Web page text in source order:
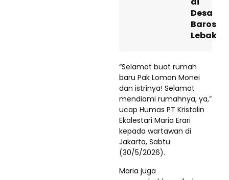
Desa
Baros
Lebak
“Selamat buat rumah
baru Pak Lomon Monei
dan istrinya! Selamat
mendiami rumahnya, ya,”
ucap Humas PT Kristalin
Ekalestari Maria Erari
kepada wartawan di
Jakarta, Sabtu
(30/5/2026).
Maria juga